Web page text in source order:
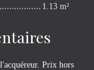
1.13 m²
Prix hors